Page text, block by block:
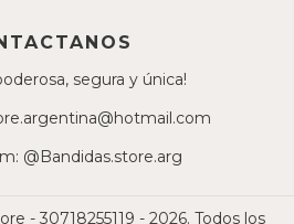
segura y única!
@Bandidas.store.arg
- 30718255119 - 2026. Todos los